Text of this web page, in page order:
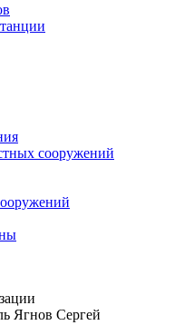
сооружений
Ягнов Сергей